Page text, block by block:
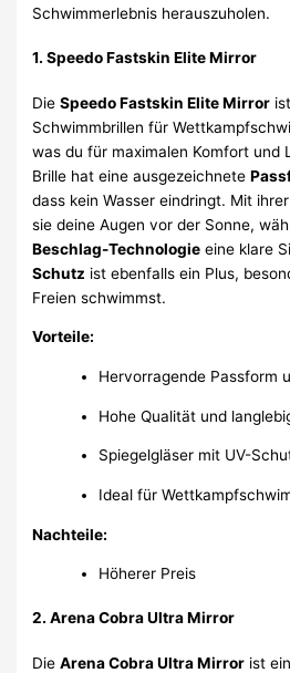
Schwimmerlebnis herauszuholen.
1.Speedo Fastskin Elite Mirror
DieSpeedo Fastskin Elite Mirror
Schwimmbrillen für
was du für maximalen Komfort und
Brille hat eine ausgezeichnete
dass kein Wasser eindringt. Mit
sie deine Augen vor der Sonne,
Beschlag-Technologie eine klare
Schutz ist ebenfalls ein Plus,
Freien schwimmst.
Vorteile:
Hervorragende Passform
Hohe Qualität und
Spiegelgläser mit UV-
Ideal für
Nachteile:
Höherer Preis
2.Arena Cobra Ultra Mirror
DieArena Cobra Ultra Mirror ist